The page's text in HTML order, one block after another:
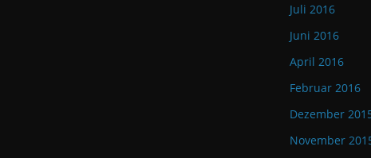
Juli 2016
Juni 2016
April 2016
Februar 2016
Dezember
November